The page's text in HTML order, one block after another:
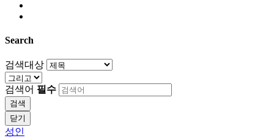
Search
검색대상
검색어 필수
검색
닫기
성인